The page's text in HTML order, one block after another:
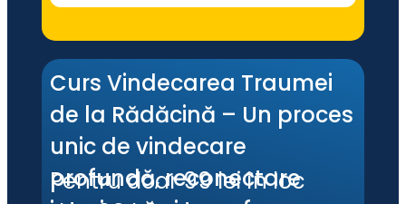
Curs Vindecarea Traumei
de la Rădăcină – Un proces
unic de vindecare
profundă, reconectare
Pentru doar 99 lei în loc